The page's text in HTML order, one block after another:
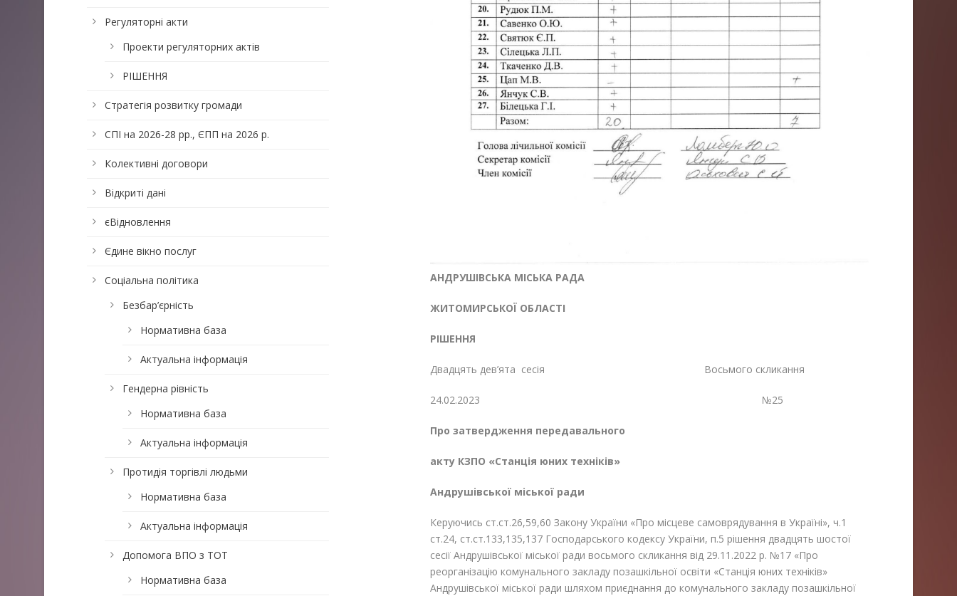
АНДРУШІВСЬКА МІСЬКА РАДА
ЖИТОМИРСЬКОЇ ОБЛАСТІ
РІШЕННЯ
Двадцять дев’ята сесія Восьмого скликання
24.02.2023 №25
Про затвердження передавального
акту КЗПО «Станція юних техніків»
Андрушівської міської ради
Керуючись ст.ст.26,59,60 Закону України «Про місцеве самоврядування в Україні», ч.1
ст.24, ст.ст.133,135,137 Господарського кодексу України, п.5 рішення двадцять шостої
сесії Андрушівської міської ради восьмого скликання від 29.11.2022 р. №17 «Про
реорганізацію комунального закладу позашкільної освіти «Станція юних техніків»
Андрушівської міської ради шляхом приєднання до комунального закладу позашкільної
Регуляторні акти
Проекти регуляторних актів
РІШЕННЯ
Стратегія розвитку громади
СПІ на 2026-28 рр., ЄПП на 2026 р.
Колективні договори
Відкриті дані
єВідновлення
Єдине вікно послуг
Соціальна політика
Безбар’єрність
Нормативна база
Актуальна інформація
Гендерна рівність
Нормативна база
Актуальна інформація
Протидія торгівлі людьми
Нормативна база
Актуальна інформація
Допомога ВПО з ТОТ
Нормативна база